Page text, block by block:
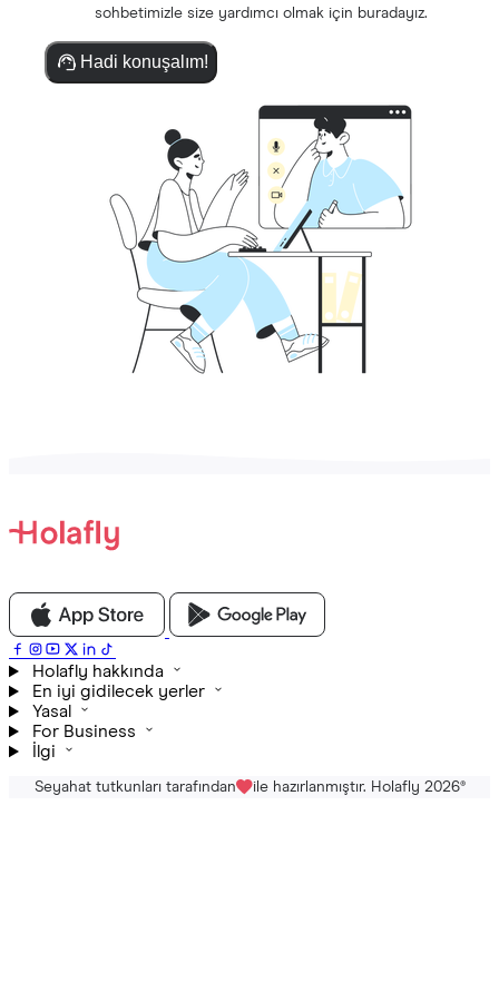
sohbetimizle size yardımcı olmak için buradayız.
Hadi konuşalım!
Holafly hakkında
En iyi gidilecek yerler
Yasal
For Business
İlgi
Seyahat tutkunları tarafından ile hazırlanmıştır. Holafly 2026®